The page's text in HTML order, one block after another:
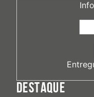
DESTAQUE